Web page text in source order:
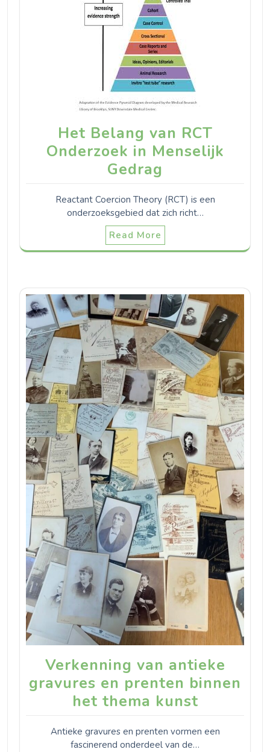
Het Belang van RCT
Onderzoek in Menselijk
Gedrag
Reactant Coercion Theory (RCT) is een
onderzoeksgebied dat zich richt…
Read More
Verkenning van antieke
gravures en prenten binnen
het thema kunst
Antieke gravures en prenten vormen een
fascinerend onderdeel van de…